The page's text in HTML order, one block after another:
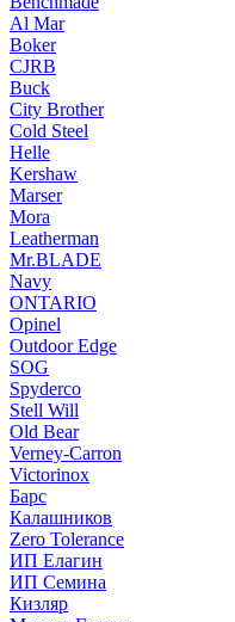
Al Mar
Boker
CJRB
Buck
City Brother
Cold Steel
Helle
Kershaw
Marser
Mora
Leatherman
Mr.BLADE
Navy
ONTARIO
Opinel
Outdoor Edge
SOG
Spyderco
Stell Will
Old Bear
Verney-Carron
Victorinox
Барс
Калашников
Zero Tolerance
ИП Елагин
ИП Семина
Кизляр